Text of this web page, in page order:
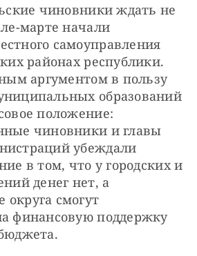
чиновники ждать не
марте начали
самоуправления
районах республики.
аргументом в пользу
образований
положение:
чиновники и главы
убеждали
в том, что у городских и
денег нет, а
смогут
финансовую поддержку